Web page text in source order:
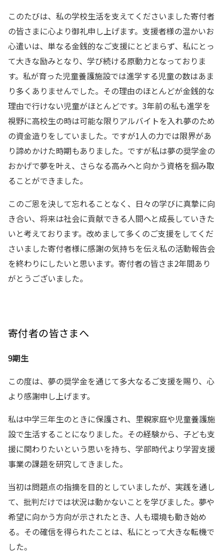
このたびは、私の学校生活を支えてくださいました寄付者
の皆さまに心より御礼申し上げます。支援者様の温かいお
心遣いは、単なる金銭的なご支援にとどまらず、私にとっ
て大きな励みとなり、学び続ける原動力となっておりま
す。私が育った児童養護施設では進学する児童の数はあま
り多くありませんでした。その理由のほとんどが金銭的な
理由で行けない児童がほとんどです。3年前の私も進学を
視野に高校生の時は可能な限りアルバイトを入れ夢のため
の資金造りをしていました。ですが1人の力では限界があ
り諦めかけた時期もありました。ですが私は夢の奨学金の
おかげで夢を叶え、さらなる高みへと向かう資格を掴み取
ることができました。
このご恩を決して忘れることなく、日々の学びに真摯に向
き合い、将来は社会に貢献できる人間へと成長していきた
いと考えております。改めまして多くのご支援をしてくだ
さいました寄付者様に感謝の気持ちを伝え私の活動報告会
を終わりにしたいと思います。寄付者の皆さま2年間あり
がとうございました。
寄付者の皆さまへ
9期生
この度は、夢の奨学金を通じて多大なるご支援を賜り、心
より感謝申し上げます。
私は中学三年生のときに保護され、里親家庭や児童養護施
設で生活することになりました。その経験から、子ども支
援に関わりたいという思いを持ち、学部時代より学習支援
事業の課題を研究してきました。
当初は問題点の指摘を目的としていましたが、実践を通し
て、批判だけでは状況は動かないことを学びました。夢や
希望に向かう方向が示されたとき、人も環境も動き始め
る。その確信を得られたことは、私にとって大きな転機で
した。